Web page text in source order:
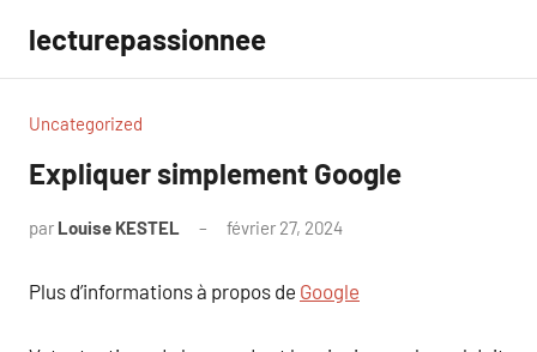
contenu
lecturepassionnee
Uncategorized
Expliquer simplement Google
par Louise KESTEL février 27, 2024
Plus d’informations à propos de Google